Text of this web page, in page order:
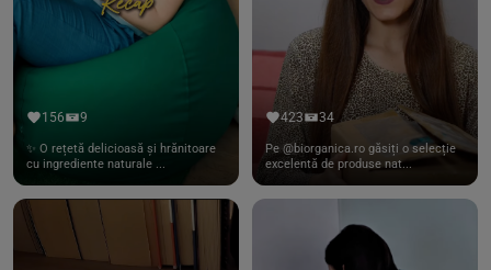
156 9
✨ O rețetă delicioasă și hrănitoare
cu ingrediente naturale ...
423 34
Pe @biorganica.ro găsiți o selecție
excelentă de produse nat...